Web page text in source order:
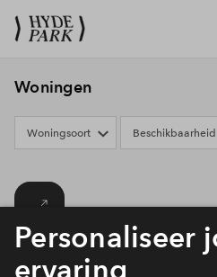
Woningen
Woningsoort Beschikbaarheid